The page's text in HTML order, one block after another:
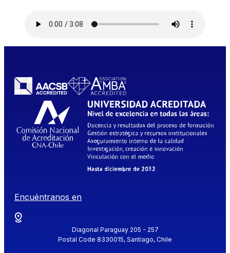
Encuéntranos en
Diagonal Paraguay 205 - 257
Postal Code 8330015, Santiago, Chile